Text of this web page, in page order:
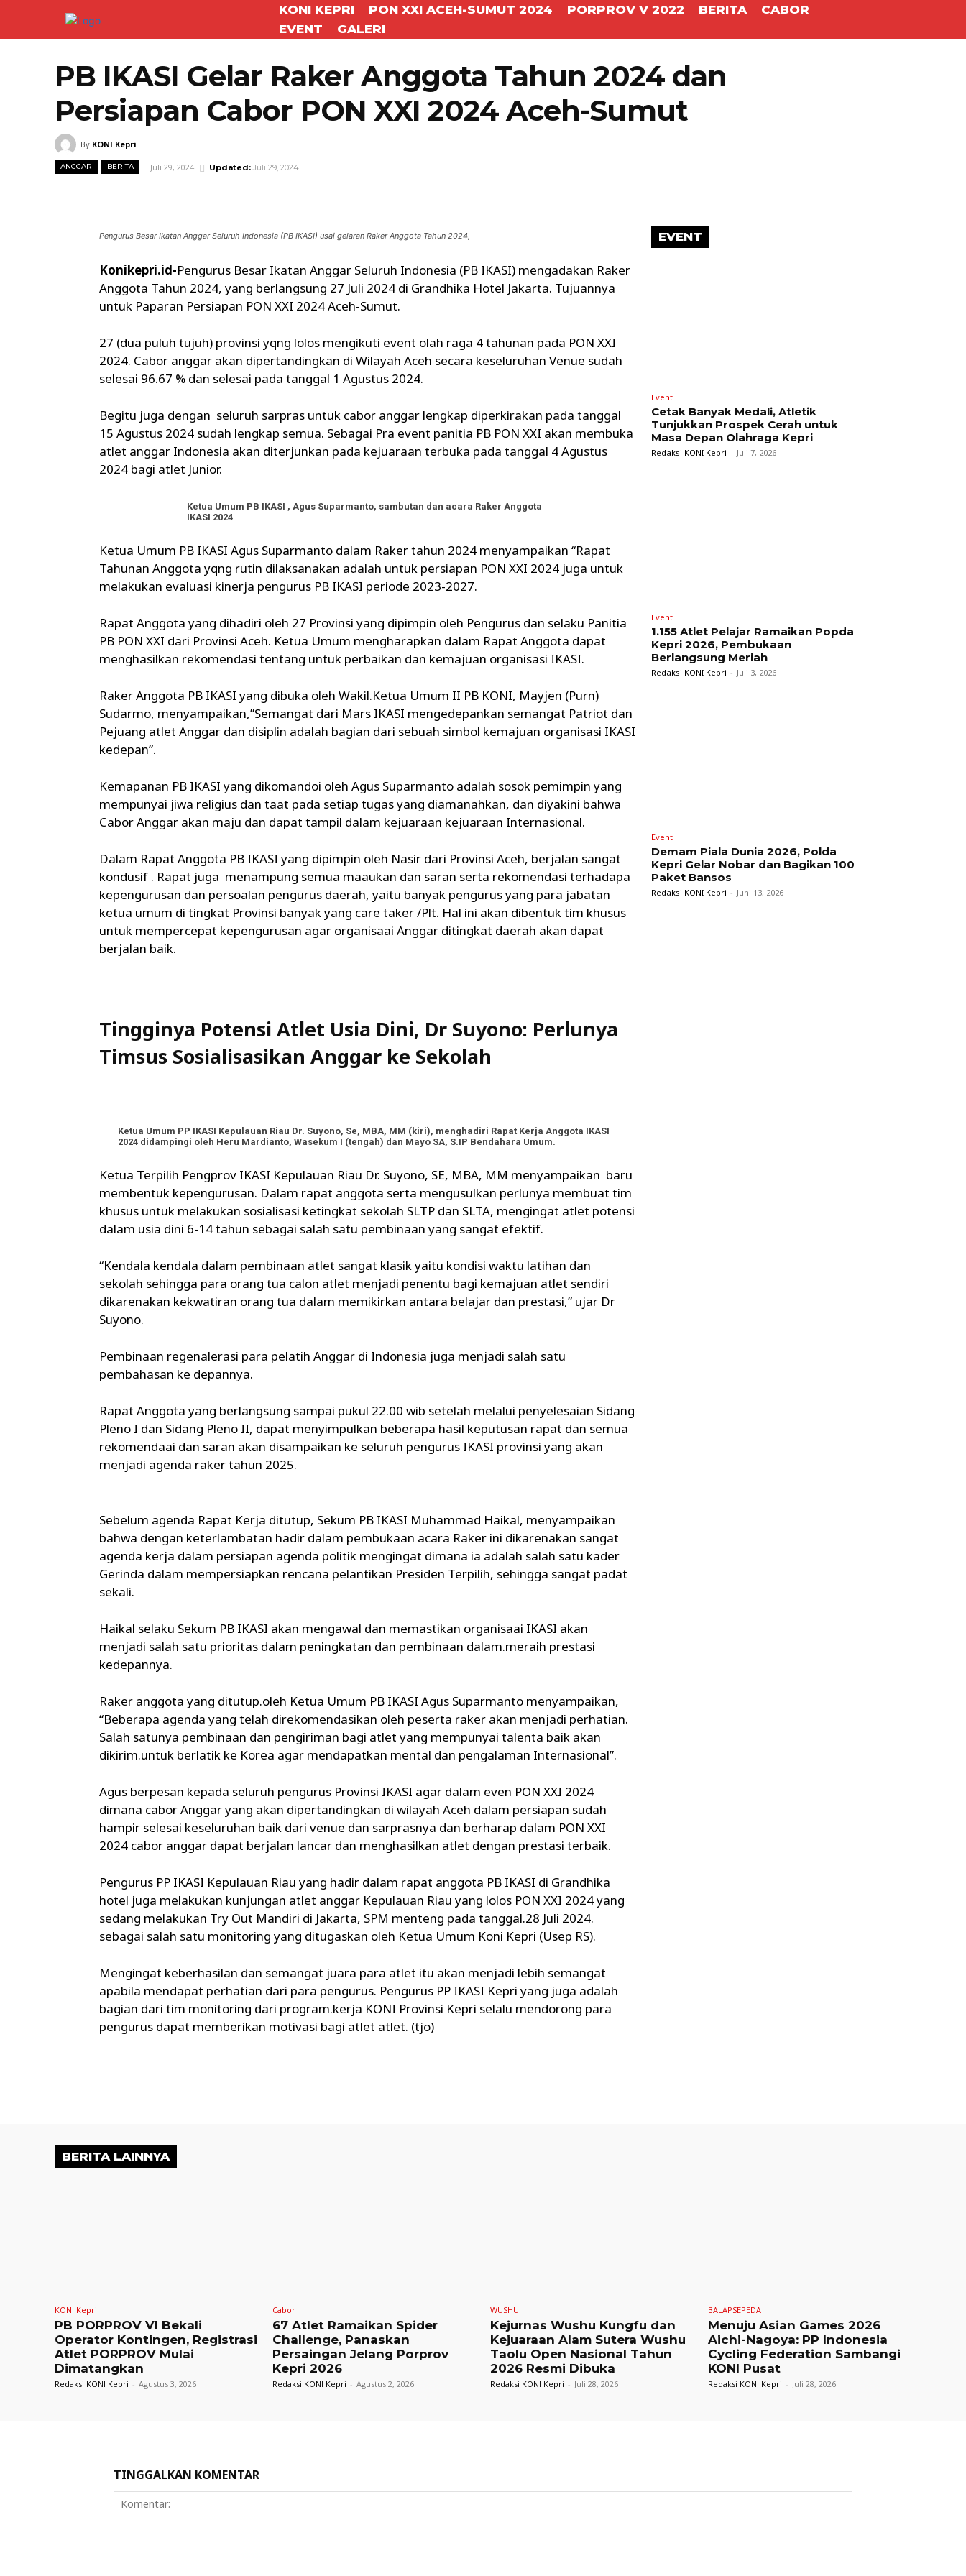
KONI KEPRI PON XXI ACEH-SUMUT 2024 PORPROV V 2022 BERITA
CABOR
EVENT
GALERI
PB IKASI Gelar Raker Anggota Tahun 2024 dan
Persiapan Cabor PON XXI 2024 Aceh-Sumut
By KONI Kepri
ANGGAR BERITA Juli 29, 2024 Updated: Juli 29, 2024
Pengurus Besar Ikatan Anggar Seluruh Indonesia (PB IKASI) usai gelaran Raker Anggota Tahun 2024,
Konikepri.id-Pengurus Besar Ikatan Anggar Seluruh Indonesia (PB IKASI) mengadakan Raker
Anggota Tahun 2024, yang berlangsung 27 Juli 2024 di Grandhika Hotel Jakarta. Tujuannya
untuk Paparan Persiapan PON XXI 2024 Aceh-Sumut.
27 (dua puluh tujuh) provinsi yqng lolos mengikuti event olah raga 4 tahunan pada PON XXI
2024. Cabor anggar akan dipertandingkan di Wilayah Aceh secara keseluruhan Venue sudah
selesai 96.67 % dan selesai pada tanggal 1 Agustus 2024.
Begitu juga dengan seluruh sarpras untuk cabor anggar lengkap diperkirakan pada tanggal
15 Agustus 2024 sudah lengkap semua. Sebagai Pra event panitia PB PON XXI akan membuka
atlet anggar Indonesia akan diterjunkan pada kejuaraan terbuka pada tanggal 4 Agustus
2024 bagi atlet Junior.
Ketua Umum PB IKASI , Agus Suparmanto, sambutan dan acara Raker Anggota
IKASI 2024
Ketua Umum PB IKASI Agus Suparmanto dalam Raker tahun 2024 menyampaikan “Rapat
Tahunan Anggota yqng rutin dilaksanakan adalah untuk persiapan PON XXI 2024 juga untuk
melakukan evaluasi kinerja pengurus PB IKASI periode 2023-2027.
Rapat Anggota yang dihadiri oleh 27 Provinsi yang dipimpin oleh Pengurus dan selaku Panitia
PB PON XXI dari Provinsi Aceh. Ketua Umum mengharapkan dalam Rapat Anggota dapat
menghasilkan rekomendasi tentang untuk perbaikan dan kemajuan organisasi IKASI.
Raker Anggota PB IKASI yang dibuka oleh Wakil.Ketua Umum II PB KONI, Mayjen (Purn)
Sudarmo, menyampaikan,”Semangat dari Mars IKASI mengedepankan semangat Patriot dan
Pejuang atlet Anggar dan disiplin adalah bagian dari sebuah simbol kemajuan organisasi IKASI
kedepan”.
Kemapanan PB IKASI yang dikomandoi oleh Agus Suparmanto adalah sosok pemimpin yang
mempunyai jiwa religius dan taat pada setiap tugas yang diamanahkan, dan diyakini bahwa
Cabor Anggar akan maju dan dapat tampil dalam kejuaraan kejuaraan Internasional.
Dalam Rapat Anggota PB IKASI yang dipimpin oleh Nasir dari Provinsi Aceh, berjalan sangat
kondusif . Rapat juga menampung semua maaukan dan saran serta rekomendasi terhadapa
kepengurusan dan persoalan pengurus daerah, yaitu banyak pengurus yang para jabatan
ketua umum di tingkat Provinsi banyak yang care taker /Plt. Hal ini akan dibentuk tim khusus
untuk mempercepat kepengurusan agar organisaai Anggar ditingkat daerah akan dapat
berjalan baik.
Tingginya Potensi Atlet Usia Dini, Dr Suyono: Perlunya
Timsus Sosialisasikan Anggar ke Sekolah
Ketua Umum PP IKASI Kepulauan Riau Dr. Suyono, Se, MBA, MM (kiri), menghadiri Rapat Kerja Anggota IKASI
2024 didampingi oleh Heru Mardianto, Wasekum I (tengah) dan Mayo SA, S.IP Bendahara Umum.
Ketua Terpilih Pengprov IKASI Kepulauan Riau Dr. Suyono, SE, MBA, MM menyampaikan baru
membentuk kepengurusan. Dalam rapat anggota serta mengusulkan perlunya membuat tim
khusus untuk melakukan sosialisasi ketingkat sekolah SLTP dan SLTA, mengingat atlet potensi
dalam usia dini 6-14 tahun sebagai salah satu pembinaan yang sangat efektif.
“Kendala kendala dalam pembinaan atlet sangat klasik yaitu kondisi waktu latihan dan
sekolah sehingga para orang tua calon atlet menjadi penentu bagi kemajuan atlet sendiri
dikarenakan kekwatiran orang tua dalam memikirkan antara belajar dan prestasi,” ujar Dr
Suyono.
Pembinaan regenalerasi para pelatih Anggar di Indonesia juga menjadi salah satu
pembahasan ke depannya.
Rapat Anggota yang berlangsung sampai pukul 22.00 wib setelah melalui penyelesaian Sidang
Pleno I dan Sidang Pleno II, dapat menyimpulkan beberapa hasil keputusan rapat dan semua
rekomendaai dan saran akan disampaikan ke seluruh pengurus IKASI provinsi yang akan
menjadi agenda raker tahun 2025.
Sebelum agenda Rapat Kerja ditutup, Sekum PB IKASI Muhammad Haikal, menyampaikan
bahwa dengan keterlambatan hadir dalam pembukaan acara Raker ini dikarenakan sangat
agenda kerja dalam persiapan agenda politik mengingat dimana ia adalah salah satu kader
Gerinda dalam mempersiapkan rencana pelantikan Presiden Terpilih, sehingga sangat padat
sekali.
Haikal selaku Sekum PB IKASI akan mengawal dan memastikan organisaai IKASI akan
menjadi salah satu prioritas dalam peningkatan dan pembinaan dalam.meraih prestasi
kedepannya.
Raker anggota yang ditutup.oleh Ketua Umum PB IKASI Agus Suparmanto menyampaikan,
“Beberapa agenda yang telah direkomendasikan oleh peserta raker akan menjadi perhatian.
Salah satunya pembinaan dan pengiriman bagi atlet yang mempunyai talenta baik akan
dikirim.untuk berlatik ke Korea agar mendapatkan mental dan pengalaman Internasional”.
Agus berpesan kepada seluruh pengurus Provinsi IKASI agar dalam even PON XXI 2024
dimana cabor Anggar yang akan dipertandingkan di wilayah Aceh dalam persiapan sudah
hampir selesai keseluruhan baik dari venue dan sarprasnya dan berharap dalam PON XXI
2024 cabor anggar dapat berjalan lancar dan menghasilkan atlet dengan prestasi terbaik.
Pengurus PP IKASI Kepulauan Riau yang hadir dalam rapat anggota PB IKASI di Grandhika
hotel juga melakukan kunjungan atlet anggar Kepulauan Riau yang lolos PON XXI 2024 yang
sedang melakukan Try Out Mandiri di Jakarta, SPM menteng pada tanggal.28 Juli 2024.
sebagai salah satu monitoring yang ditugaskan oleh Ketua Umum Koni Kepri (Usep RS).
Mengingat keberhasilan dan semangat juara para atlet itu akan menjadi lebih semangat
apabila mendapat perhatian dari para pengurus. Pengurus PP IKASI Kepri yang juga adalah
bagian dari tim monitoring dari program.kerja KONI Provinsi Kepri selalu mendorong para
pengurus dapat memberikan motivasi bagi atlet atlet. (tjo)
EVENT
Event
Cetak Banyak Medali, Atletik
Tunjukkan Prospek Cerah untuk
Masa Depan Olahraga Kepri
Redaksi KONI Kepri - Juli 7, 2026
Event
1.155 Atlet Pelajar Ramaikan Popda
Kepri 2026, Pembukaan
Berlangsung Meriah
Redaksi KONI Kepri - Juli 3, 2026
Event
Demam Piala Dunia 2026, Polda
Kepri Gelar Nobar dan Bagikan 100
Paket Bansos
Redaksi KONI Kepri - Juni 13, 2026
BERITA LAINNYA
KONI Kepri
PB PORPROV VI Bekali
Operator Kontingen, Registrasi
Atlet PORPROV Mulai
Dimatangkan
Redaksi KONI Kepri - Agustus 3, 2026
Cabor
67 Atlet Ramaikan Spider
Challenge, Panaskan
Persaingan Jelang Porprov
Kepri 2026
Redaksi KONI Kepri - Agustus 2, 2026
WUSHU
Kejurnas Wushu Kungfu dan
Kejuaraan Alam Sutera Wushu
Taolu Open Nasional Tahun
2026 Resmi Dibuka
Redaksi KONI Kepri - Juli 28, 2026
BALAPSEPEDA
Menuju Asian Games 2026
Aichi-Nagoya: PP Indonesia
Cycling Federation Sambangi
KONI Pusat
Redaksi KONI Kepri - Juli 28, 2026
TINGGALKAN KOMENTAR